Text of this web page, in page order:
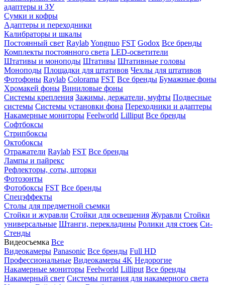
адаптеры и ЗУ
Сумки и кофры
Адаптеры и переходники
Калибраторы и шкалы
Постоянный свет RaylabYongnuo FST Godox Все бренды
Комплекты постоянного света LED-осветители
Штативы и моноподы Штативы Штативные головы
Моноподы Площадки для штативов Чехлы для штативов
Фотофоны Raylab Colorama FST Все бренды Бумажные фоны
Хромакей фоны Виниловые фоны
Системы крепления Зажимы, держатели, муфты Подвесные
системы Системы установки фона Переходники и адаптеры
Накамерные мониторы Feelworld Lilliput Все бренды
Софтбоксы
Стрипбоксы
Октобоксы
Отражатели Raylab FST Все бренды
Лампы и пайрекс
Рефлекторы, соты, шторки
Фотозонты
Фотобоксы FST Все бренды
Спецэффекты
Столы для предметной съемки
Стойки и журавли Стойки для освещения Журавли Стойки
универсальные Штанги, перекладины Ролики для стоек Си-
Стенды
Видеосъемка Все
Видеокамеры Panasonic Все бренды Full HD
Профессиональные Видеокамеры 4K Недорогие
Накамерные мониторы Feelworld Lilliput Все бренды
Накамерный свет Системы питания для накамерного света